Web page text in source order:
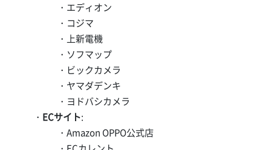
・エディオン
・コジマ
・上新電機
・ソフマップ
・ビックカメラ
・ヤマダデンキ
・ヨドバシカメラ
・ ECサイト:
・Amazon OPPO公式店